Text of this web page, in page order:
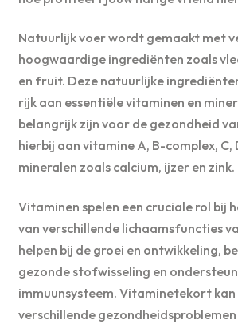
Natuurlijk voer wordt gemaakt met
hoogwaardige ingrediënten zoals
en fruit. Deze natuurlijke
rijk aan essentiële vitaminen en
belangrijk zijn voor de gezondheid
hierbij aan vitamine A, B-complex, C,
mineralen zoals calcium, ijzer en zink.
Vitaminen spelen een cruciale rol bij
van verschillende lichaamsfuncties
helpen bij de groei en ontwikkeling,
gezonde stofwisseling en
immuunsysteem. Vitaminetekort
verschillende